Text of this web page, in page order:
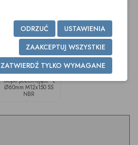
Stopki poziomujące - L
Ø60mm M12x150 SS
NBR
USTAWIENIA
ODRZUĆ
ZAAKCEPTUJ WSZYSTKIE
ZATWIERDŹ TYLKO WYMAGANE